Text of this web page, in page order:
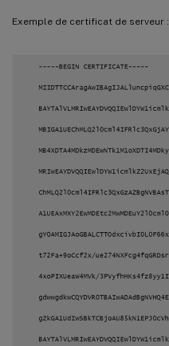
Exemple de certificat de serveur :